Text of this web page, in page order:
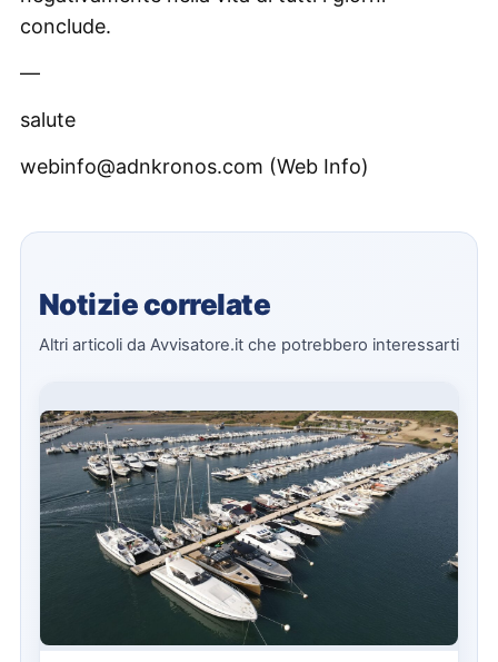
conclude.
—
salute
webinfo@adnkronos.com (Web Info)
Notizie correlate
Altri articoli da Avvisatore.it che potrebbero interessarti